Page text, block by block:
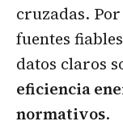
cruzadas.
fuentes
datos claros
eficiencia
normativos.